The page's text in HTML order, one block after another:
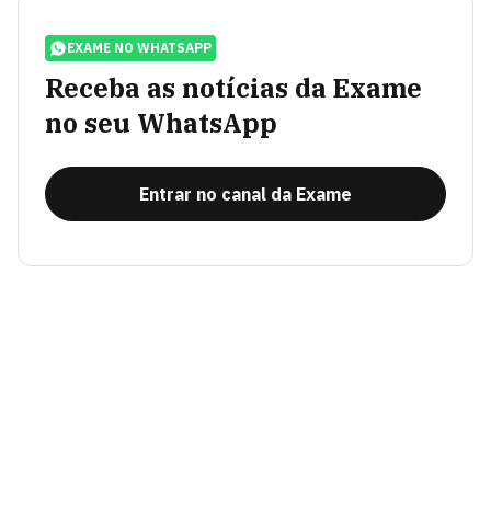
EXAME NO WHATSAPP
Receba as notícias da Exame
no seu WhatsApp
Entrar no canal da Exame